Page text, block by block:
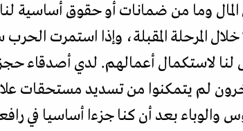
المال وما من ضمانات أو حقوق أساسية
خلال المرحلة المقبلة، وإذا استمرت
لنا لاستكمال أعمالهم. لدي أصدقاء
لم يتمكنوا من تسديد مستحقات علاج
والوباء بعد أن كنا جزءا أساسيا في